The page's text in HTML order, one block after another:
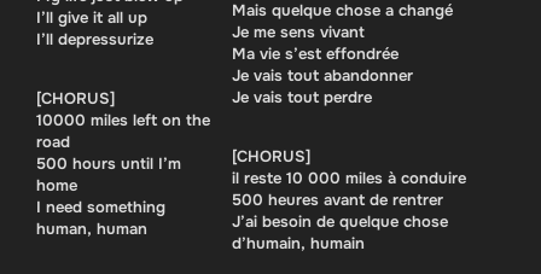
I’ll give it all up
I’ll depressurize
[CHORUS]
10000 miles left on the
road
500 hours until I’m
home
I need something
human, human
Mais quelque chose a changé
Je me sens vivant
Ma vie s’est effondrée
Je vais tout abandonner
Je vais tout perdre
[CHORUS]
il reste 10 000 miles à conduire
500 heures avant de rentrer
J’ai besoin de quelque chose
d’humain, humain